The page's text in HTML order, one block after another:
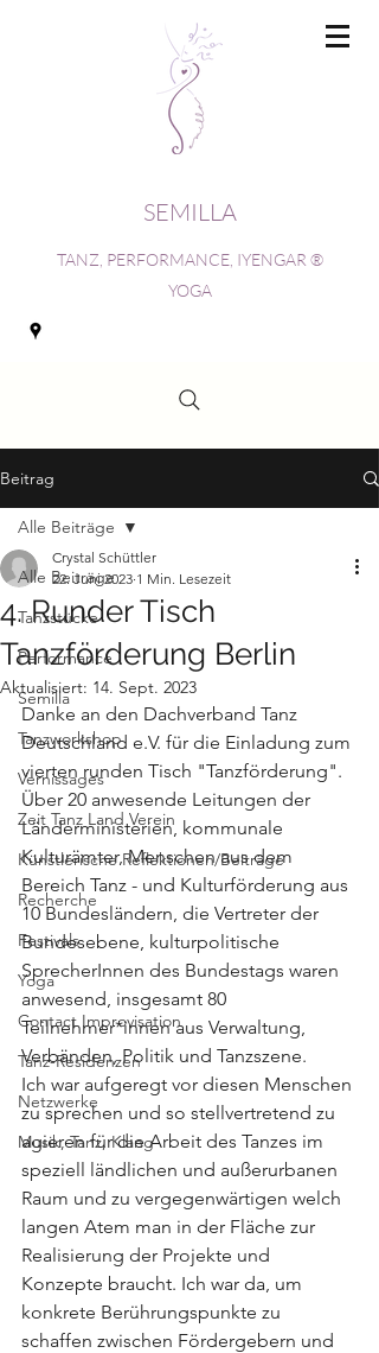
SEMILLA
TANZ, PERFORMANCE, IYENGAR ®
YOGA
Beitrag
Alle Beiträge
Tanzstücke
Performance
Semilla
Tanzworkshop
Vernissages
Zeit Tanz Land Verein
Künstlerische Reflektionen/Beiträge
Recherche
Festivals
Yoga
Contact Improvisation
Tanz-Residenzen
Netzwerke
Musik, Tanz, Klang
Alle Beiträge
4. Runder Tisch
Tanzförderung Berlin
Crystal Schüttler
22. Juni 2023 1 Min. Lesezeit
Aktualisiert: 14. Sept. 2023
Danke an den Dachverband Tanz
Deutschland e.V. für die Einladung zum
vierten runden Tisch "Tanzförderung".
Über 20 anwesende Leitungen der
Länderministerien, kommunale
Kulturämter, Menschen aus dem
Bereich Tanz - und Kulturförderung aus
10 Bundesländern, die Vertreter der
Bundesebene, kulturpolitische
SprecherInnen des Bundestags waren
anwesend, insgesamt 80
Teilnehmer*innen aus Verwaltung,
Verbänden, Politik und Tanzszene.
Ich war aufgeregt vor diesen Menschen
zu sprechen und so stellvertretend zu
agieren für die Arbeit des Tanzes im
speziell ländlichen und außerurbanen
Raum und zu vergegenwärtigen welch
langen Atem man in der Fläche zur
Realisierung der Projekte und
Konzepte braucht. Ich war da, um
konkrete Berührungspunkte zu
schaffen zwischen Fördergebern und